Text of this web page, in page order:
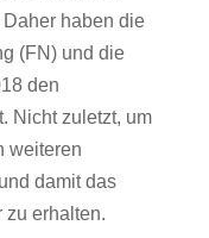
haben die
(FN) und die
den
Nicht zuletzt, um
weiteren
damit das
zu erhalten.